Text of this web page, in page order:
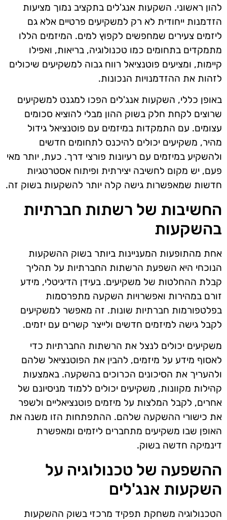
להון ראשוני. השקעות אנג'לים בתקציב נמוך מציעות
הזדמנות ייחודית לא רק למשקיעים פרטיים אלא גם
ליזמים צעירים שמחפשים לקפוץ למים. המיזמים הללו
מתמקדים בתחומים כמו טכנולוגיה, בריאות, ואפילו
קיימות, ומציעים פוטנציאל רווח גבוה למשקיעים שיכולים
לזהות את ההזדמנויות הנכונות.
באופן כללי, השקעות אנג'לים הפכו למגנט למשקיעים
שרוצים לקחת חלק בשוק ההון מבלי להוציא סכומים
עצומים. עם התמקדות במיזמים עם פוטנציאל גידול
מהיר, משקיעים יכולים להיכנס לתחומים חדשים
ולהשקיע במיזמים עם רעיונות פורצי דרך. כעת, יותר מאי
פעם, יש מקום לחשיבה יצירתית ופיתוח אסטרטגיות
חדשות שמאפשרות גישה קלה יותר להשקעות בשוק זה.
החשיבות של רשתות חברתיות
בהשקעות
אחת מהתופעות המעניינות ביותר בשוק ההשקעות
הנוכחי היא השפעת הרשתות החברתיות על תהליך
קבלת ההחלטות של משקיעים. בעידן הדיגיטלי, מידע
זורם במהירות ואפשרויות השקעה מתפרסמות
בפלטפורמות חברתיות שונות. זה מאפשר למשקיעים
לקבל גישה למיזמים חדשים ולייצר קשרים עם יזמים.
משקיעים יכולים לנצל את הרשתות החברתיות כדי
לאסוף מידע על מיזמים, להבין את הפוטנציאל שלהם
ולהעריך את הסיכונים הכרוכים בהשקעה. באמצעות
קהילות מקוונות, משקיעים יכולים ללמוד מניסיונם של
אחרים, לקבל המלצות על מיזמים פוטנציאליים ולשפר
את כישורי ההשקעה שלהם. ההתפתחות הזו משנה את
האופן שבו משקיעים מתחברים ליזמים ומאפשרת
דינמיקה חדשה בשוק.
ההשפעה של טכנולוגיה על
השקעות אנג'לים
הטכנולוגיה משחקת תפקיד מרכזי בשוק ההשקעות